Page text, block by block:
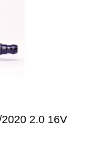
2.0 16V